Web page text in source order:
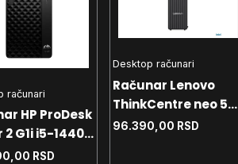
računari
HP ProDesk
2 G1i i5-14400
512 SSD -
RSD
Desktop računari
Računar Lenovo
ThinkCentre neo 50s
G6 U3-205 - 8GB -
96.390,00 RSD